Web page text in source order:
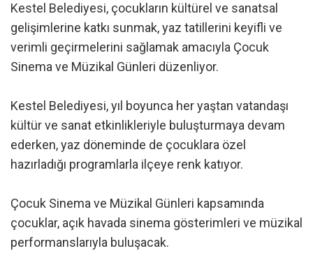
Kestel Belediyesi, çocukların kültürel ve sanatsal
gelişimlerine katkı sunmak, yaz tatillerini keyifli ve
verimli geçirmelerini sağlamak amacıyla Çocuk
Sinema ve Müzikal Günleri düzenliyor.
Kestel Belediyesi, yıl boyunca her yaştan vatandaşı
kültür ve sanat etkinlikleriyle buluşturmaya devam
ederken, yaz döneminde de çocuklara özel
hazırladığı programlarla ilçeye renk katıyor.
Çocuk Sinema ve Müzikal Günleri kapsamında
çocuklar, açık havada sinema gösterimleri ve müzikal
performanslarıyla buluşacak.